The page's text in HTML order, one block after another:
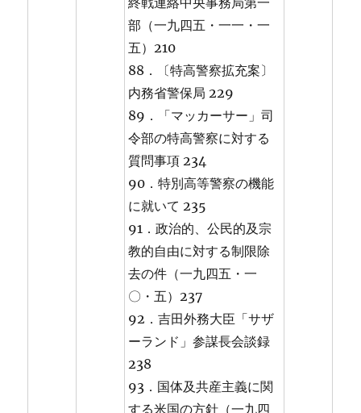
部（一九四五・一一・一
五）210
88．〔特高警察拡充案〕
内務省警保局 229
89．「マッカーサー」司
令部の特高警察に対する
質問事項 234
90．特別高等警察の機能
に就いて 235
91．政治的、公民的及宗
教的自由に対する制限除
去の件（一九四五・一
〇・五）237
92．吉田外務大臣「サザ
ーランド」参謀長会談録
238
93．国体及共産主義に関
する米国の方針（一九四